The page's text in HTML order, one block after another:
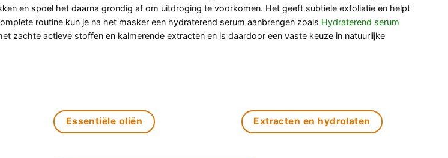
en spoel het daarna grondig af om uitdroging te voorkomen. Het geeft subtiele exfoliatie en helpt
routine kun je na het masker een hydraterend serum aanbrengen zoals Hydraterend serum
zachte actieve stoffen en kalmerende extracten en is daardoor een vaste keuze in natuurlijke
Essentiële oliën Extracten en hydrolaten